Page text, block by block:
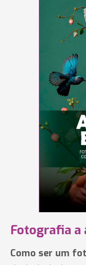
Fotografia a
Como ser um